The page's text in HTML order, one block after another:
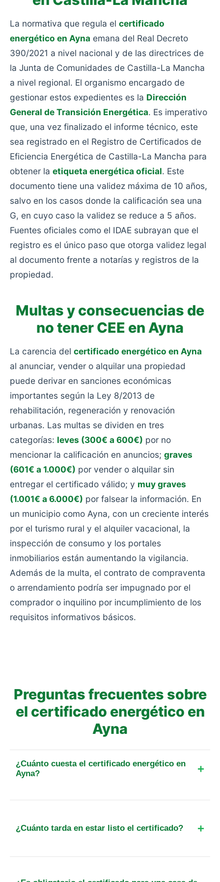
La normativa que regula el certificado
energético en Ayna emana del Real Decreto
390/2021 a nivel nacional y de las directrices de
la Junta de Comunidades de Castilla-La Mancha
a nivel regional. El organismo encargado de
gestionar estos expedientes es la Dirección
General de Transición Energética. Es imperativo
que, una vez finalizado el informe técnico, este
sea registrado en el Registro de Certificados de
Eficiencia Energética de Castilla-La Mancha para
obtener la etiqueta energética oficial. Este
documento tiene una validez máxima de 10 años,
salvo en los casos donde la calificación sea una
G, en cuyo caso la validez se reduce a 5 años.
Fuentes oficiales como el IDAE subrayan que el
registro es el único paso que otorga validez legal
al documento frente a notarías y registros de la
propiedad.
Multas y consecuencias de
no tener CEE en Ayna
La carencia del certificado energético en Ayna
al anunciar, vender o alquilar una propiedad
puede derivar en sanciones económicas
importantes según la Ley 8/2013 de
rehabilitación, regeneración y renovación
urbanas. Las multas se dividen en tres
categorías: leves (300€ a 600€) por no
mencionar la calificación en anuncios; graves
(601€ a 1.000€) por vender o alquilar sin
entregar el certificado válido; y muy graves
(1.001€ a 6.000€) por falsear la información. En
un municipio como Ayna, con un creciente interés
por el turismo rural y el alquiler vacacional, la
inspección de consumo y los portales
inmobiliarios están aumentando la vigilancia.
Además de la multa, el contrato de compraventa
o arrendamiento podría ser impugnado por el
comprador o inquilino por incumplimiento de los
requisitos informativos básicos.
Preguntas frecuentes sobre
el certificado energético en
Ayna
¿Cuánto cuesta el certificado energético en
Ayna?
registro. Para otra superficie o tipo de inmueble,
¿Cuánto tarda en estar listo el certificado?